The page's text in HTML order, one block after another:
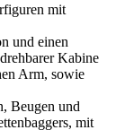
mit
und einen
Kabine
Arm, sowie
Beugen und
mit